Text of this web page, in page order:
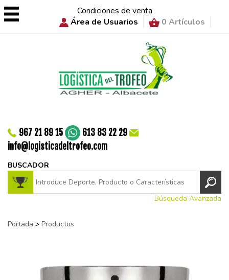
Condiciones de venta
Área de Usuarios
0 Artículos
967 21 89 15
613 83 22 29
info@logisticadeltrofeo.com
BUSCADOR
Búsqueda Avanzada
Portada > Productos